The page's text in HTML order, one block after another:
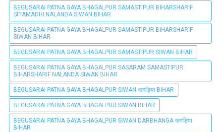
BEGUSARAI PATNA GAYA BHAGALPUR SAMASTIPUR BIHARSHARIF
SITAMADHI NALANDA SIWAN BIHAR
BEGUSARAI PATNA GAYA BHAGALPUR SAMASTIPUR BIHARSHARIF
SIWAN BIHAR
BEGUSARAI PATNA GAYA BHAGALPUR SAMASTIPUR SIWAN BIHAR
BEGUSARAI PATNA GAYA BHAGALPUR SASARAM SAMASTIPUR
BIHARSHARIF NALANDA SIWAN BIHAR
BEGUSARAI PATNA GAYA BHAGALPUR SIWAN खगड़िया BIHAR
BEGUSARAI PATNA GAYA BHAGALPUR SIWAN BIHAR
BEGUSARAI PATNA GAYA BHAGALPUR SIWAN DARBHANGA खगड़िया
BIHAR